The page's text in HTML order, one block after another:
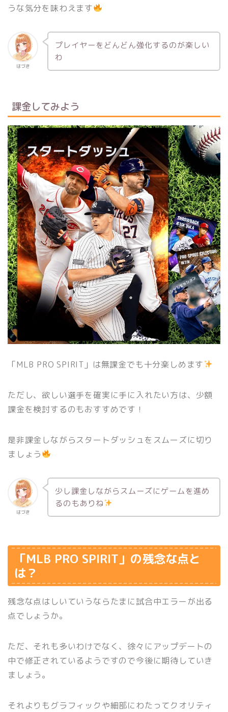
うな気分を味わえます
はづき
プレイヤーをどんどん強化するのが楽しい
わ
課金してみよう
「MLB PRO SPIRIT」は無課金でも十分楽しめます
ただし、欲しい選手を確実に手に入れたい方は、少額
課金を検討するのもおすすめです！
是非課金しながらスタートダッシュをスムーズに切り
ましょう
はづき
少し課金しながらスムーズにゲームを進め
るのもありね
「MLB PRO SPIRIT」の残念な点と
は？
残念な点はしいていうならたまに試合中エラーが出る
点でしょうか。
ただ、それも多いわけでなく、徐々にアップデートの
中で修正されているようですので今後に期待していき
ましょう。
それよりもグラフィックや細部にわたってクオリティ